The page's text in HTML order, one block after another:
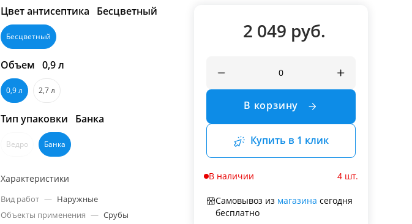
Цвет антисептика Бесцветный
Бесцветный
Объем 0,9 л
0,9 л 2,7 л
Тип упаковки Банка
Ведро Банка
Характеристики
Вид работ — Наружные
Объекты применения — Срубы
2 049 руб.
В корзину
Купить в 1 клик
В наличии 4 шт.
Самовывоз из магазина сегодня
бесплатно